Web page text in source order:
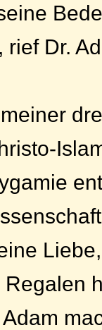
Dr.
Regalen